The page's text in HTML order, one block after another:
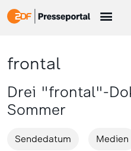
frontal
Drei "frontal"-
Sommer
Sendedatum Medien